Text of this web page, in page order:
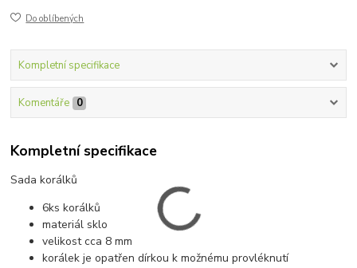
Do oblíbených
Kompletní specifikace
Komentáře 0
Kompletní specifikace
Sada korálků
6ks korálků
materiál sklo
velikost cca 8 mm
korálek je opatřen dírkou k možnému provléknutí